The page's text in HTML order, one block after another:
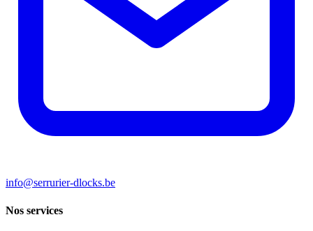
info@serrurier-dlocks.be
Nos services